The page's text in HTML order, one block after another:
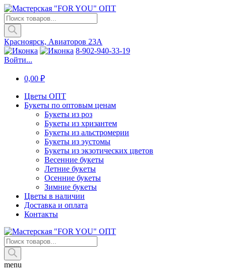
Поиск
товаров
Красноярск, Авиаторов 23А
8-902-940-33-19
Войти...
0,00 ₽
Цветы ОПТ
Букеты по оптовым ценам
Букеты из роз
Букеты из хризантем
Букеты из альстромерии
Букеты из эустомы
Букеты из экзотических цветов
Весенние букеты
Летние букеты
Осенние букеты
Зимние букеты
Цветы в наличии
Доставка и оплата
Контакты
Поиск
товаров
menu